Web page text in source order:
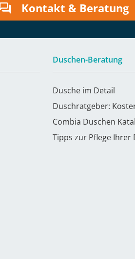
Kontakt & Beratung
Duschen-Beratung
Dusche im Detail
Duschratgeber:
Combia Duschen
Tipps zur Pflege Ihrer